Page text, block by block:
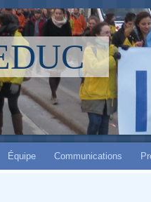
Équipe Communications